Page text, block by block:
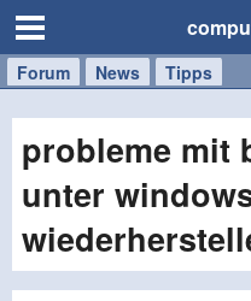
Forum News Tipps
Handy
Tablet
Windows
Mac
probleme mit
unter